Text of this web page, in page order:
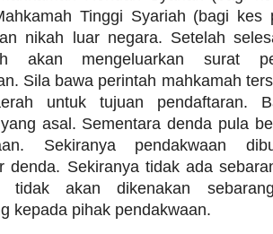
Tinggi Syariah (bagi kes
nikah luar negara. Setelah
akan mengeluarkan surat
Sila bawa perintah mahkamah
untuk tujuan pendaftaran.
asal. Sementara denda pula
Sekiranya pendakwaan
denda. Sekiranya tidak ada
tidak akan dikenakan
kepada pihak pendakwaan.